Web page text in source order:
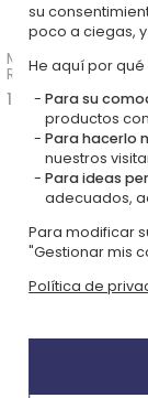
Medalla grabada
Russell
16,90 €
su
poco a ciegas,
He aquí por qué
Para su
productos
Para hacerlo
nuestros
Para ideas
adecuados,
Para modificar
"Gestionar mis
Política de